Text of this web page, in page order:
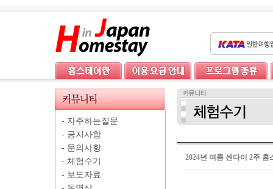
- 자주하는질문
- 공지사항
- 문의사항
- 체험수기
- 보도자료
2024년 여름 센다이 2주